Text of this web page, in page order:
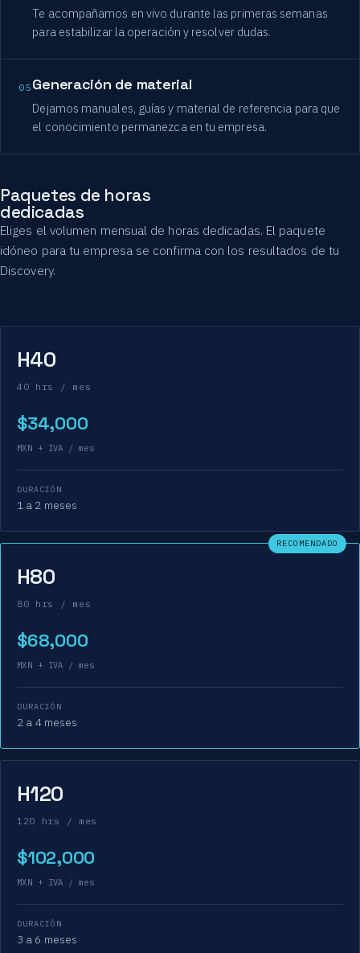
Te acompañamos en vivo durante las primeras semanas
para estabilizar la operación y resolver dudas.
05 Generación de material
Dejamos manuales, guías y material de referencia para que
el conocimiento permanezca en tu empresa.
Paquetes de horas
dedicadas
Eliges el volumen mensual de horas dedicadas. El paquete
idóneo para tu empresa se confirma con los resultados de tu
Discovery.
H40
40 hrs / mes
$34,000
MXN + IVA / mes
DURACIÓN
1 a 2 meses
RECOMENDADO
H80
80 hrs / mes
$68,000
MXN + IVA / mes
DURACIÓN
2 a 4 meses
H120
120 hrs / mes
$102,000
MXN + IVA / mes
DURACIÓN
3 a 6 meses